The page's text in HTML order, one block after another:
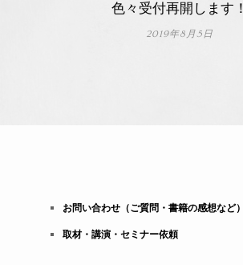
色々受付再開します！
2019年8月5日
お問い合わせ（ご質問・書籍の感想など）
取材・講演・セミナー依頼